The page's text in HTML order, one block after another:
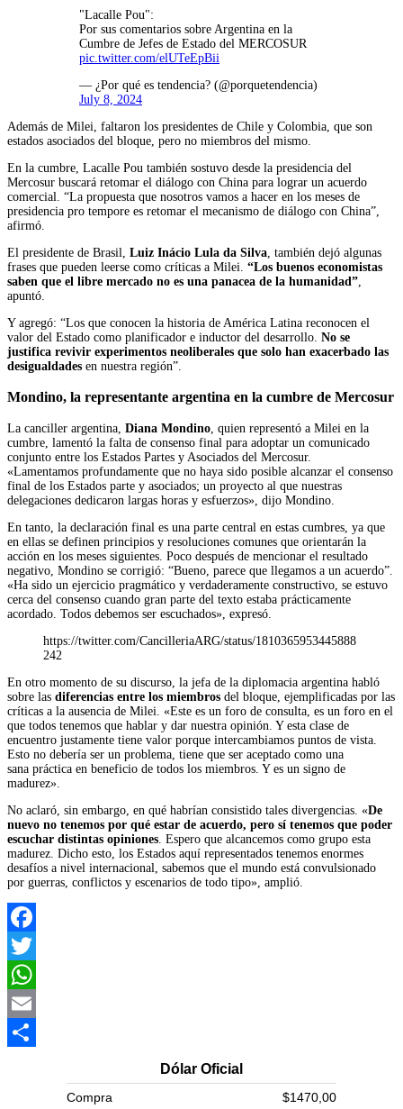
"Lacalle Pou":
Por sus comentarios sobre Argentina en la
Cumbre de Jefes de Estado del MERCOSUR
pic.twitter.com/elUTeEpBii
— ¿Por qué es tendencia? (@porquetendencia)
July 8, 2024
Además de Milei, faltaron los presidentes de Chile y Colombia, que son
estados asociados del bloque, pero no miembros del mismo.
En la cumbre, Lacalle Pou también sostuvo desde la presidencia del
Mercosur buscará retomar el diálogo con China para lograr un acuerdo
comercial. “La propuesta que nosotros vamos a hacer en los meses de
presidencia pro tempore es retomar el mecanismo de diálogo con China”,
afirmó.
El presidente de Brasil, Luiz Inácio Lula da Silva , también dejó algunas
frases que pueden leerse como críticas a Milei. “Los buenos economistas
saben que el libre mercado no es una panacea de la humanidad”
apuntó.
Y agregó: “Los que conocen la historia de América Latina reconocen el
valor del Estado como planificador e inductor del desarrollo. No se
justifica revivir experimentos neoliberales que solo han exacerbado las
desigualdades en nuestra región”.
Mondino, la representante argentina en la cumbre de Mercosur
La canciller argentina, Diana Mondino , quien representó a Milei en la
cumbre, lamentó la falta de consenso final para adoptar un comunicado
conjunto entre los Estados Partes y Asociados del Mercosur.
«Lamentamos profundamente que no haya sido posible alcanzar el consenso
final de los Estados parte y asociados; un proyecto al que nuestras
delegaciones dedicaron largas horas y esfuerzos», dijo Mondino.
En tanto, la declaración final es una parte central en estas cumbres, ya que
en ellas se definen principios y resoluciones comunes que orientarán la
acción en los meses siguientes. Poco después de mencionar el resultado
negativo, Mondino se corrigió: “Bueno, parece que llegamos a un acuerdo”.
«Ha sido un ejercicio pragmático y verdaderamente constructivo, se estuvo
cerca del consenso cuando gran parte del texto estaba prácticamente
acordado. Todos debemos ser escuchados», expresó.
https://twitter.com/CancilleriaARG/status/1810365953445888
242
En otro momento de su discurso, la jefa de la diplomacia argentina habló
sobre las diferencias entre los miembros del bloque, ejemplificadas por las
críticas a la ausencia de Milei. «Este es un foro de consulta, es un foro en el
que todos tenemos que hablar y dar nuestra opinión. Y esta clase de
encuentro justamente tiene valor porque intercambiamos puntos de vista.
Esto no debería ser un problema, tiene que ser aceptado como una
sana práctica en beneficio de todos los miembros. Y es un signo de
madurez».
No aclaró, sin embargo, en qué habrían consistido tales divergencias. «De
nuevo no tenemos por qué estar de acuerdo, pero sí tenemos que poder
escuchar distintas opiniones . Espero que alcancemos como grupo esta
madurez. Dicho esto, los Estados aquí representados tenemos enormes
desafíos a nivel internacional, sabemos que el mundo está convulsionado
por guerras, conflictos y escenarios de todo tipo», amplió.
Facebook
Twitter
WhatsApp
Email
Dólar Oficial
Compra $1470,00